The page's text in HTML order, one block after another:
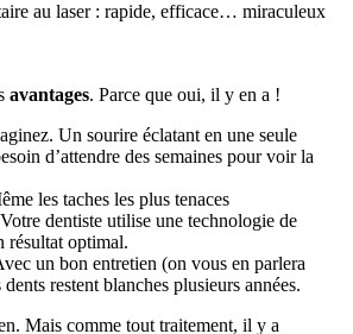
au laser : rapide, efficace… miraculeux
avantages. Parce que oui, il y en a !
Un sourire éclatant en une seule
d’attendre des semaines pour voir la
les taches les plus tenaces
dentiste utilise une technologie de
résultat optimal.
un bon entretien (on vous en parlera
restent blanches plusieurs années.
Mais comme tout traitement, il y a